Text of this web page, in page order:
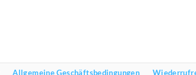
Allgemeine Geschäftsbedingungen